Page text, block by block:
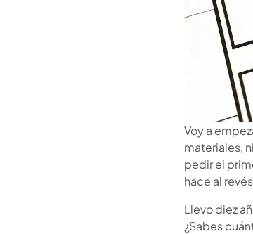
Voy a
materiales,
pedir el
hace al
Llevo diez
¿Sabes